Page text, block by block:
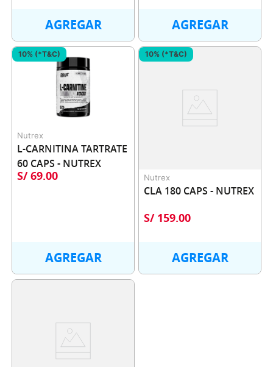
AGREGAR AGREGAR
10% (*T&C)
Nutrex
L-CARNITINA TARTRATE
60 CAPS - NUTREX
S/ 69.00
AGREGAR
10% (*T&C)
Nutrex
CLA 180 CAPS - NUTREX
S/ 159.00
AGREGAR